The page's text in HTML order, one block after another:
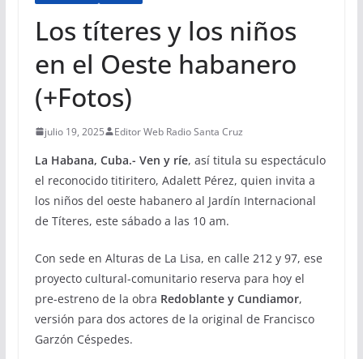
Los títeres y los niños
en el Oeste habanero
(+Fotos)
julio 19, 2025 Editor Web Radio Santa Cruz
La Habana, Cuba.- Ven y ríe, así titula su espectáculo
el reconocido titiritero, Adalett Pérez, quien invita a
los niños del oeste habanero al Jardín Internacional
de Títeres, este sábado a las 10 am.
Con sede en Alturas de La Lisa, en calle 212 y 97, ese
proyecto cultural-comunitario reserva para hoy el
pre-estreno de la obra Redoblante y Cundiamor,
versión para dos actores de la original de Francisco
Garzón Céspedes.